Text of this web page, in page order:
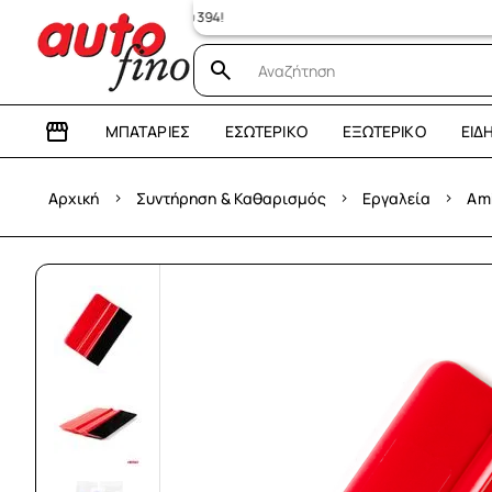
ΜΠΑΤΑΡΊΕΣ ΕΣΩΤΕΡΙΚΌ ΕΞΩΤΕΡΙΚΌ
Αρχική › Συντήρηση & Καθαρισμός › Εργαλεία ›